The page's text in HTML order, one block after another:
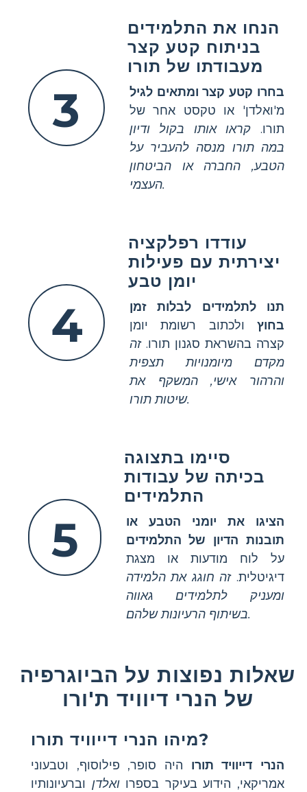
3
הנחו את התלמידים
בניתוח קטע קצר
מעבודתו של תורו
בחרו קטע קצר ומתאים לגיל
מ'ואלדן' או טקסט אחר של
תורו. קראו אותו בקול ודיון
במה תורו מנסה להעביר על
הטבע, החברה או הביטחון
העצמי.
4
עודדו רפלקציה
יצירתית עם פעילות
יומן טבע
תנו לתלמידים לבלות זמן
בחוץ ולכתוב רשומת יומן
קצרה בהשראת סגנון תורו.זה
מקדם מיומנויות תצפית
והרהור אישי, המשקף את
שיטות תורו.
5
סיימו בתצוגה
בכיתה של עבודות
התלמידים
הציגו את יומני הטבע או
תובנות הדיון של התלמידים
על לוח מודעות או מצגת
דיגיטלית.זה חוגג את הלמידה
ומעניק לתלמידים גאווה
בשיתוף הרעיונות שלהם.
שאלות נפוצות על הביוגרפיה
של הנרי דיוויד ת'ורו
מיהו הנרי דייוויד תורו?
הנרי דייוויד תורו היה סופר, פילוסוף, וטבעוני
אמריקאי, הידוע בעיקר בספרוואלדן וברעיונותיו